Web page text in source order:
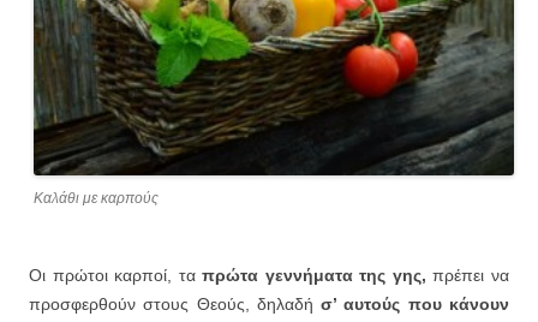
Καλάθι με καρπούς
Οι πρώτοι καρποί, ταπρώτα γεννήματα της γης, πρέπει να
προσφερθούν στους Θεούς, δηλαδήσ’ αυτούς που κάνουν